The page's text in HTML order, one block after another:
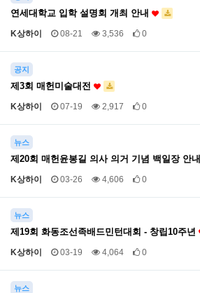
연세대학교 입학 설명회 개최 안내
K상하이 08-21 3,536 0
공지
제3회 매헌미술대전
K상하이 07-19 2,917 0
뉴스
제20회 매헌윤봉길 의사 의거 기념 백일장 안내
K상하이 03-26 4,606 0
뉴스
제19회 화동조선족배드민턴대회 - 창립10주년
K상하이 03-19 4,064 0
뉴스